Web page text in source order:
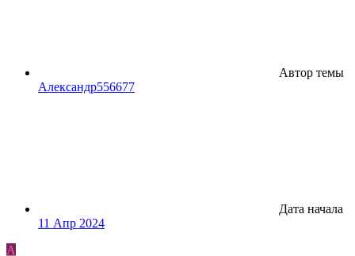
Автор темы
Александр556677
Дата начала
11 Апр 2024
А